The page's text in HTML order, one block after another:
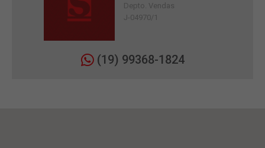
Depto. Vendas
J-04970/1
(19) 99368-1824